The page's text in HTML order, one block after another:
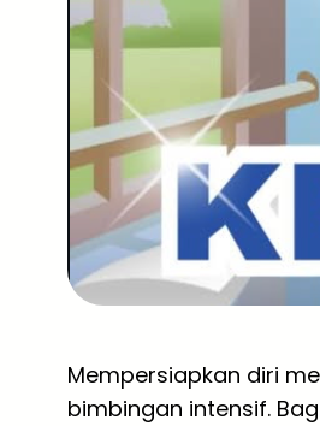
Mempersiapkan diri
bimbingan intensif.